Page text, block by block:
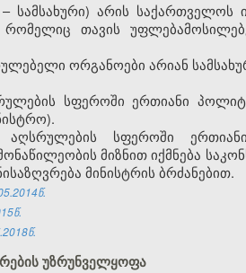
სამსახური) არის საქართველოს
რომელიც თავის
ორგანოები არიან
სფეროში ერთიანი
სფეროში
მიზნით იქმნება
მინისტრის ბრძანებით.
უზრუნველყოფა